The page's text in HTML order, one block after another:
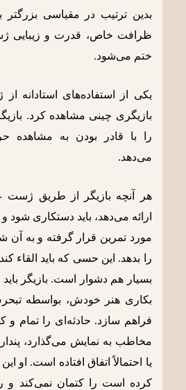
بدین ترتیب در مقیاسی
ظرافت خاص، قدرت و زیبایی
ختم می‌شود.
یکی از استفاده‌های استادانه
بازیگری چینی مشاهده کرد.
را با قادر بودن به مشاهده
می‌دهد.
هر آنچه بازیگر از طریق ژست
ارائه می‌دهد، باید دستکاری
مورد تمرین قرار گرفته و به
را بدهد. این حسی که باید القاء
بسیار هم دشوار است. بازیگر
بکاری هنر خودش، بواسطه
فراهم سازد. حادثه‌ای را تمام و
مخاطب به نمایش می‌گذارد،
یا احتمالاً اتفاق افتاده است. او
کرده است را کتمان نمی‌کند و